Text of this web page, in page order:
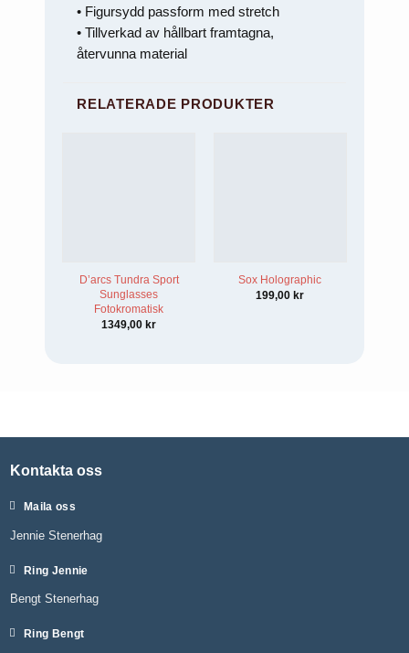
• Figursydd passform med stretch
• Tillverkad av hållbart framtagna,
återvunna material
RELATERADE PRODUKTER
D’arcs Tundra Sport
Sunglasses
Fotokromatisk
1349,00 kr
Sox Holographic
199,00 kr
Kontakta oss
Maila oss
Jennie Stenerhag
Ring Jennie
Bengt Stenerhag
Ring Bengt